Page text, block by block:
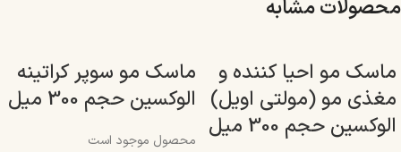
محصولات مشابه
ماسک مو احیا کننده و
مغذی مو (مولتی اویل)
الوکسین حجم 300 میل
ماسک مو سوپر کراتینه
الوکسین حجم 300 میل
محصول موجود است